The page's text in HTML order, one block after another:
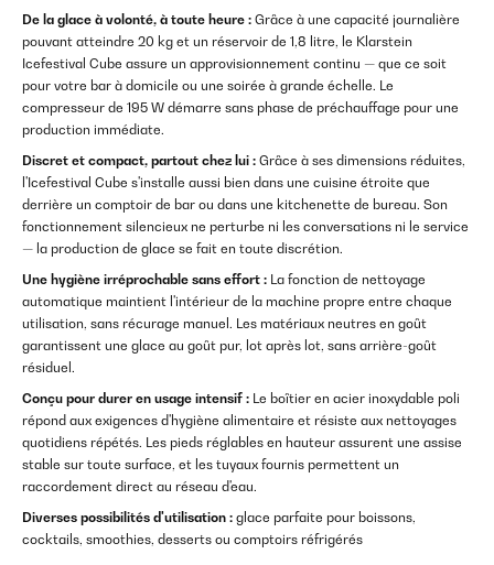
De la glace à volonté, à toute heure : Grâce à une capacité journalière
pouvant atteindre 20 kg et un réservoir de 1,8 litre, le Klarstein
Icefestival Cube assure un approvisionnement continu — que ce soit
pour votre bar à domicile ou une soirée à grande échelle. Le
compresseur de 195 W démarre sans phase de préchauffage pour une
production immédiate.
Discret et compact, partout chez lui : Grâce à ses dimensions réduites,
l'Icefestival Cube s'installe aussi bien dans une cuisine étroite que
derrière un comptoir de bar ou dans une kitchenette de bureau. Son
fonctionnement silencieux ne perturbe ni les conversations ni le service
— la production de glace se fait en toute discrétion.
Une hygiène irréprochable sans effort : La fonction de nettoyage
automatique maintient l'intérieur de la machine propre entre chaque
utilisation, sans récurage manuel. Les matériaux neutres en goût
garantissent une glace au goût pur, lot après lot, sans arrière-goût
résiduel.
Conçu pour durer en usage intensif : Le boîtier en acier inoxydable poli
répond aux exigences d'hygiène alimentaire et résiste aux nettoyages
quotidiens répétés. Les pieds réglables en hauteur assurent une assise
stable sur toute surface, et les tuyaux fournis permettent un
raccordement direct au réseau d'eau.
Diverses possibilités d'utilisation : glace parfaite pour boissons,
cocktails, smoothies, desserts ou comptoirs réfrigérés